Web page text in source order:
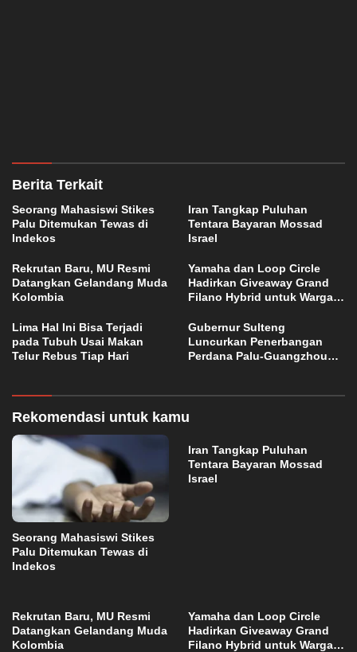
Berita Terkait
Seorang Mahasiswi Stikes
Palu Ditemukan Tewas di
Indekos
Iran Tangkap Puluhan
Tentara Bayaran Mossad
Israel
Rekrutan Baru, MU Resmi
Datangkan Gelandang Muda
Kolombia
Yamaha dan Loop Circle
Hadirkan Giveaway Grand
Filano Hybrid untuk Warga
Lima Hal Ini Bisa Terjadi
pada Tubuh Usai Makan
Telur Rebus Tiap Hari
Gubernur Sulteng
Luncurkan Penerbangan
Perdana Palu-Guangzhou
Rekomendasi untuk kamu
Seorang Mahasiswi Stikes
Palu Ditemukan Tewas di
Indekos
Iran Tangkap Puluhan
Tentara Bayaran Mossad
Israel
Rekrutan Baru, MU Resmi
Datangkan Gelandang Muda
Kolombia
Yamaha dan Loop Circle
Hadirkan Giveaway Grand
Filano Hybrid untuk Warga